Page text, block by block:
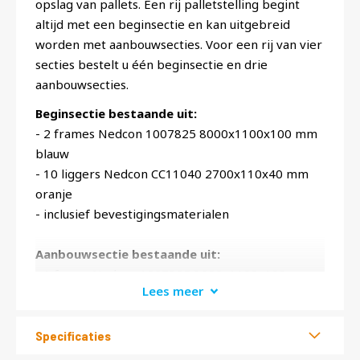
opslag van pallets. Een rij palletstelling begint
altijd met een beginsectie en kan uitgebreid
worden met aanbouwsecties. Voor een rij van vier
secties bestelt u één beginsectie en drie
aanbouwsecties.
Beginsectie bestaande uit:
- 2 frames Nedcon 1007825 8000x1100x100 mm
blauw
- 10 liggers Nedcon CC11040 2700x110x40 mm
oranje
- inclusief bevestigingsmaterialen
Aanbouwsectie bestaande uit:
oranje
Lees meer
Specificaties